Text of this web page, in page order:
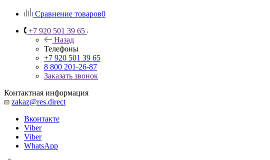
Сравнение товаров0
+7 920 501 39 65
Назад
Телефоны
+7 920 501 39 65
8 800 201-26-87
Заказать звонок
Контактная информация
zakaz@res.direct
Вконтакте
Viber
Viber
WhatsApp